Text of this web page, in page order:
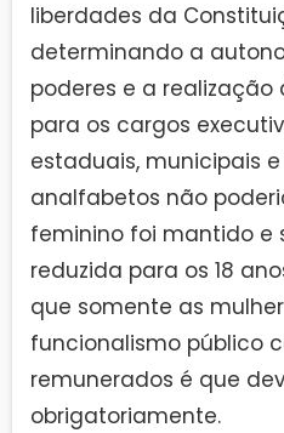
liberdades da
determinando a
poderes e a realização
para os cargos
estaduais, municipais
analfabetos não
feminino foi mantido e
reduzida para os 18
que somente as
funcionalismo público
remunerados é que
obrigatoriamente.